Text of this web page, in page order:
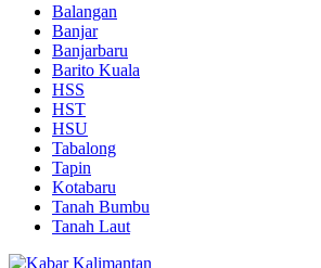
Balangan
Banjar
Banjarbaru
Barito Kuala
HSS
HST
HSU
Tabalong
Tapin
Kotabaru
Tanah Bumbu
Tanah Laut